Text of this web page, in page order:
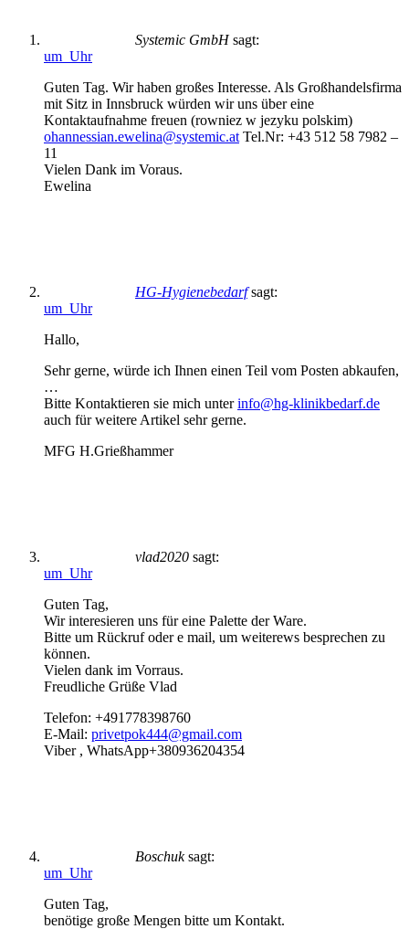
Systemic GmbH sagt:
um Uhr
Guten Tag. Wir haben großes Interesse. Als Großhandelsfirma
mit Sitz in Innsbruck würden wir uns über eine
Kontaktaufnahme freuen (rowniez w jezyku polskim)
ohannessian.ewelina@systemic.at Tel.Nr: +43 512 58 7982 –
11
Vielen Dank im Voraus.
Ewelina
HG-Hygienebedarf sagt:
um Uhr
Hallo,
Sehr gerne, würde ich Ihnen einen Teil vom Posten abkaufen,
…
Bitte Kontaktieren sie mich unterinfo@hg-klinikbedarf.de
auch für weitere Artikel sehr gerne.
MFG H.Grießhammer
vlad2020 sagt:
um Uhr
Guten Tag,
Wir interesieren uns für eine Palette der Ware.
Bitte um Rückruf oder e mail, um weiterews besprechen zu
können.
Vielen dank im Vorraus.
Freudliche Grüße Vlad
Telefon: +491778398760
E-Mail: privetpok444@gmail.com
Viber , WhatsApp+380936204354
Boschuk sagt:
um Uhr
Guten Tag,
benötige große Mengen bitte um Kontakt.